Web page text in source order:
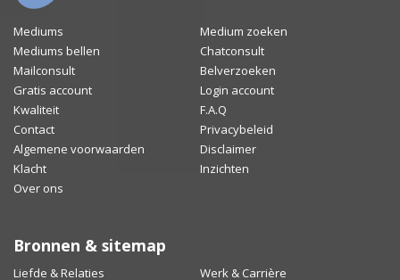
Mediums
Medium zoeken
Mediums bellen
Chatconsult
Mailconsult
Belverzoeken
Gratis account
Login account
Kwaliteit
F.A.Q
Contact
Privacybeleid
Algemene voorwaarden
Disclaimer
Klacht
Inzichten
Over ons
Bronnen & sitemap
Liefde & Relaties Werk & Carrière